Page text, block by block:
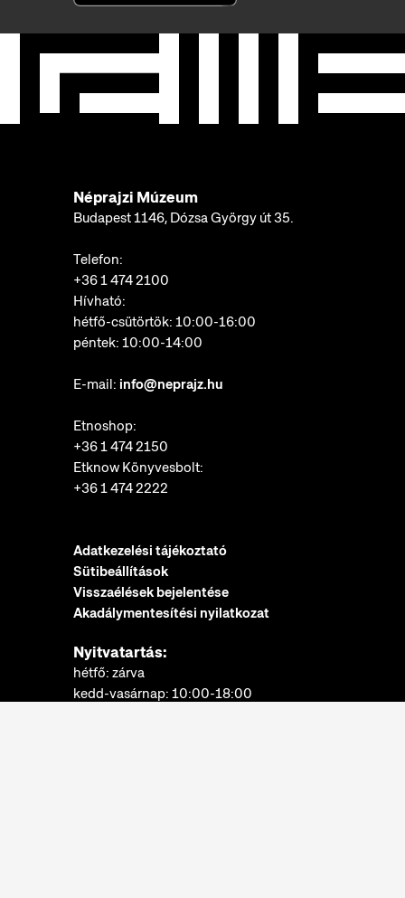
Néprajzi Múzeum
Budapest 1146, Dózsa György út 35.
Telefon:
+36 1 474 2100
Hívható:
hétfő-csütörtök: 10:00-16:00
péntek: 10:00-14:00
E-mail: info@neprajz.hu
Etnoshop:
+36 1 474 2150
Etknow Könyvesbolt:
+36 1 474 2222
Adatkezelési tájékoztató
Sütibeállítások
Visszaélések bejelentése
Akadálymentesítési nyilatkozat
Nyitvatartás:
hétfő: zárva
kedd-vasárnap: 10:00-18:00